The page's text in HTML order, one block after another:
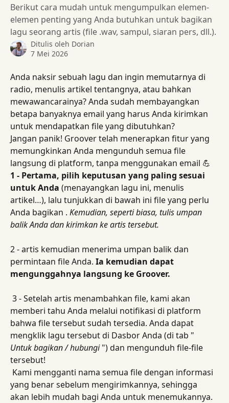
Berikut cara mudah untuk mengumpulkan elemen-
elemen penting yang Anda butuhkan untuk bagikan
lagu seorang artis (file .wav, sampul, siaran pers, dll.).
Ditulis oleh Dorian
7 Mei 2026
Anda naksir sebuah lagu dan ingin memutarnya di
radio, menulis artikel tentangnya, atau bahkan
mewawancarainya? Anda sudah membayangkan
betapa banyaknya email yang harus Anda kirimkan
untuk mendapatkan file yang dibutuhkan?
Jangan panik! Groover telah menerapkan fitur yang
memungkinkan Anda mengunduh semua file
langsung di platform, tanpa menggunakan email 💪
1 - Pertama, pilih keputusan yang paling sesuai
untuk Anda (menayangkan lagu ini, menulis
artikel…), lalu tunjukkan di bawah ini file yang perlu
Anda bagikan . Kemudian, seperti biasa, tulis umpan
balik Anda dan kirimkan ke artis tersebut.
2 - artis kemudian menerima umpan balik dan
permintaan file Anda. Ia kemudian dapat
mengunggahnya langsung ke Groover.
memberi tahu Anda melalui notifikasi di platform
bahwa file tersebut sudah tersedia. Anda dapat
mengklik lagu tersebut di Dasbor Anda (di tab "
Untuk bagikan / hubungi ") dan mengunduh file-file
tersebut!
yang benar sebelum mengirimkannya, sehingga
akan lebih mudah bagi Anda untuk menemukannya.